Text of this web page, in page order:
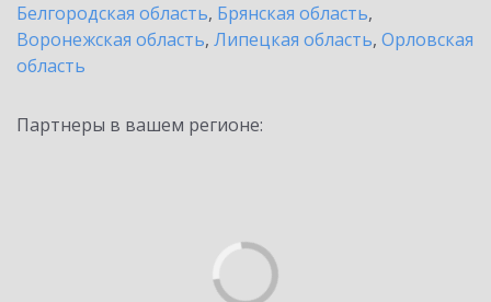
Белгородская область, Брянская область,
Воронежская область, Липецкая область, Орловская
область
Партнеры в вашем регионе: